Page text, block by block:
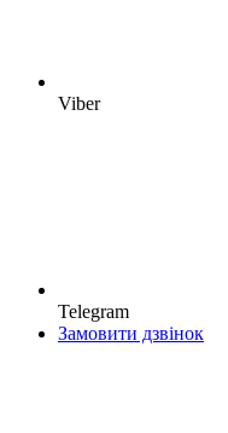
Viber
Telegram
Замовити дзвінок